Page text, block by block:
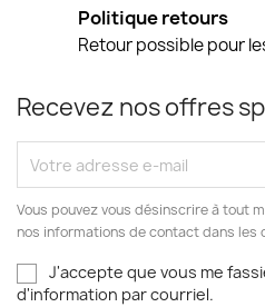
Politique retours
Retour possible pour
Recevez nos offres
Vous pouvez vous désinscrire à tout
nos informations de contact dans
J'accepte que vous me
d'information par courriel.